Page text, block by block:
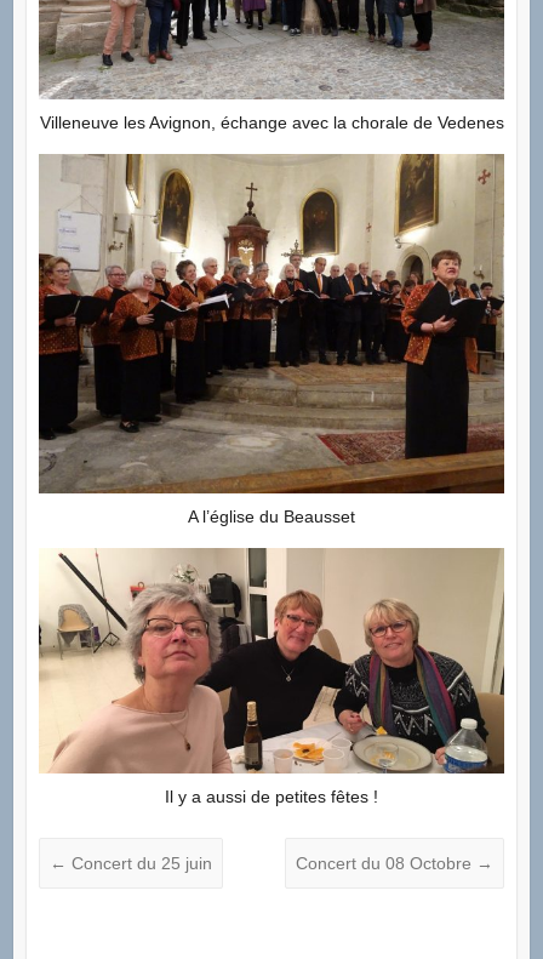
Villeneuve les Avignon, échange avec la chorale de Vedenes
A l’église du Beausset
Il y a aussi de petites fêtes !
← Concert du 25 juin Concert du 08 Octobre →